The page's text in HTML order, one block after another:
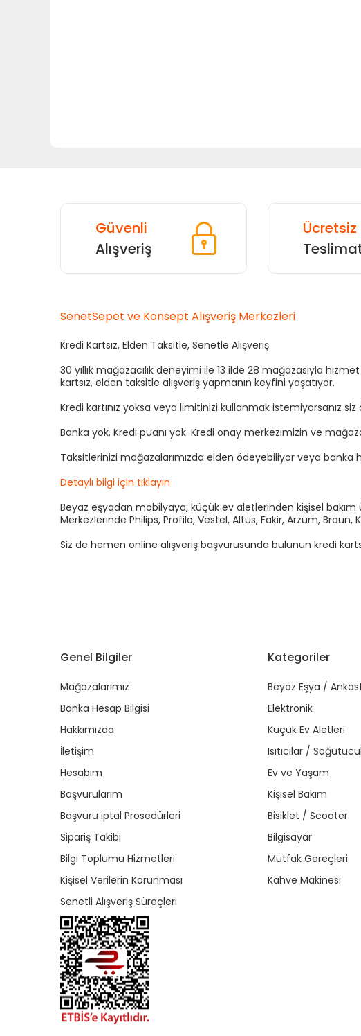
Güvenli
Alışveriş
Ücretsiz
SenetSepet ve Konsept Alışveriş Merkezleri
Kredi Kartsız, Elden Taksitle, Senetle Alışveriş
30 yıllık mağazacılık deneyimi ile 13 ilde 28 mağazasıyla
kartsız, elden taksitle alışveriş yapmanın keyfini yaşatıyor.
Kredi kartınız yoksa veya limitinizi kullanmak istemiyorsanız
Banka yok. Kredi puanı yok. Kredi onay merkezimizin ve
Taksitlerinizi mağazalarımızda elden ödeyebiliyor veya banka
Detaylı bilgi için tıklayın
Beyaz eşyadan mobilyaya, küçük ev aletlerinden kişisel
Merkezlerinde Philips, Profilo, Vestel, Altus, Fakir, Arzum,
Siz de hemen online alışveriş başvurusunda bulunun kredi
Genel Bilgiler
Mağazalarımız
Banka Hesap Bilgisi
Hakkımızda
İletişim
Hesabım
Başvurularım
Başvuru iptal Prosedürleri
Sipariş Takibi
Bilgi Toplumu Hizmetleri
Kişisel Verilerin Korunması
Senetli Alışveriş Süreçleri
Kategoriler
Beyaz Eşya /
Elektronik
Küçük Ev Aletleri
Isıtıcılar /
Ev ve Yaşam
Kişisel Bakım
Bisiklet / Scooter
Bilgisayar
Mutfak Gereçleri
Kahve Makinesi